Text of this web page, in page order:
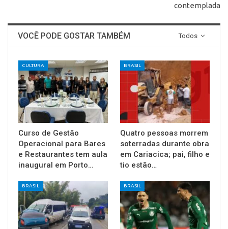
contemplada
Todos
VOCÊ PODE GOSTAR TAMBÉM
CULTURA
Curso de Gestão
Operacional para Bares
e Restaurantes tem aula
inaugural em Porto…
BRASIL
Quatro pessoas morrem
soterradas durante obra
em Cariacica; pai, filho e
tio estão…
BRASIL BRASIL